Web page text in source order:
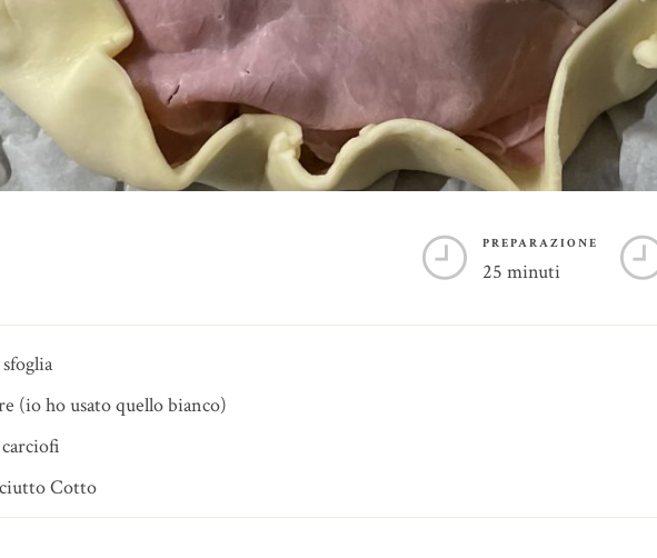
PREPARAZIONE
25 minuti
(io ho usato quello bianco)
Cotto